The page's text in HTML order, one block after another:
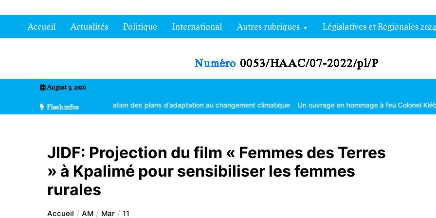
au
contenuAccueil Actualités Politique International Autres rubriques Législatives et Régionales 2024
August 9, 2026
Flash infos
à la vulgarisation des plans d’adaptation au changement climatique Un ouvrage en hommage à feu Colonel Kléber Dadjo
JIDF: Projection du film « Femmes des Terres
» à Kpalimé pour sensibiliser les femmes
rurales
Accueil AM Mar 11